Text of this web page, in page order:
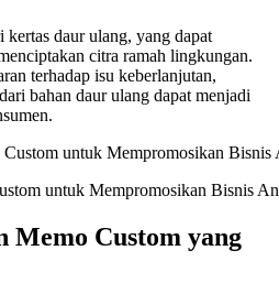
daur ulang, yang dapat
citra ramah lingkungan.
terhadap isu keberlanjutan,
bahan daur ulang dapat menjadi
untuk Mempromosikan Bisnis
Memo Custom yang